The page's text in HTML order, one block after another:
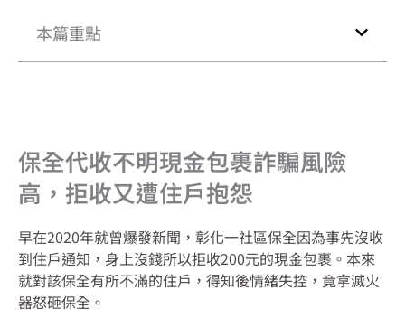
本篇重點
保全代收不明現金包裹詐騙風險
高，拒收又遭住戶抱怨
早在2020年就曾爆發新聞，彰化一社區保全因為事先沒收
到住戶通知，身上沒錢所以拒收200元的現金包裹。本來
就對該保全有所不滿的住戶，得知後情緒失控，竟拿滅火
器怒砸保全。